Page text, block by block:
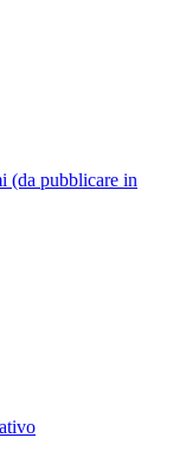
(da pubblicare in